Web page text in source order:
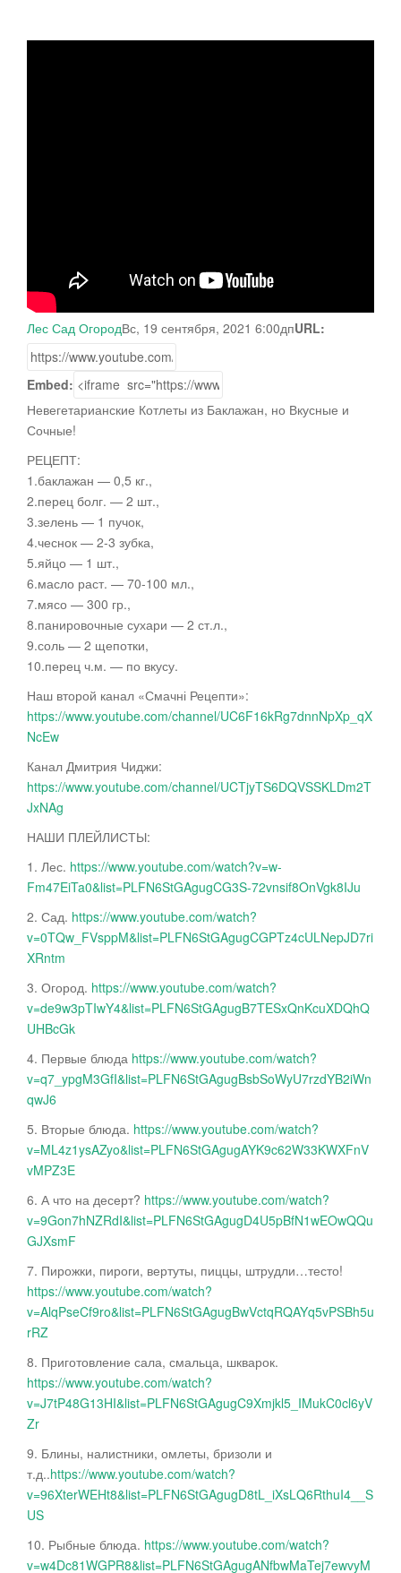
Лес Сад ОгородВс, 19 сентября, 2021 6:00дпURL:
Embed:
Невегетарианские Котлеты из Баклажан, но Вкусные и
Сочные!
РЕЦЕПТ:
1.баклажан — 0,5 кг.,
2.перец болг. — 2 шт.,
3.зелень — 1 пучок,
4.чеснок — 2-3 зубка,
5.яйцо — 1 шт.,
6.масло раст. — 70-100 мл.,
7.мясо — 300 гр.,
8.панировочные сухари — 2 ст.л.,
9.соль — 2 щепотки,
10.перец ч.м. — по вкусу.
Наш второй канал «Смачні Рецепти»:
https://www.youtube.com/channel/UC6F16kRg7dnnNpXp_qX
NcEw
Канал Дмитрия Чиджи:
https://www.youtube.com/channel/UCTjyTS6DQVSSKLDm2T
JxNAg
НАШИ ПЛЕЙЛИСТЫ:
1. Лес. https://www.youtube.com/watch?v=w-
Fm47EiTa0&list=PLFN6StGAgugCG3S-72vnsif8OnVgk8IJu
2. Сад. https://www.youtube.com/watch?
v=0TQw_FVsppM&list=PLFN6StGAgugCGPTz4cULNepJD7ri
XRntm
3. Огород. https://www.youtube.com/watch?
v=de9w3pTIwY4&list=PLFN6StGAgugB7TESxQnKcuXDQhQ
UHBcGk
4. Первые блюда https://www.youtube.com/watch?
v=q7_ypgM3GfI&list=PLFN6StGAgugBsbSoWyU7rzdYB2iWn
qwJ6
5. Вторые блюда. https://www.youtube.com/watch?
v=ML4z1ysAZyo&list=PLFN6StGAgugAYK9c62W33KWXFnV
vMPZ3E
6. А что на десерт? https://www.youtube.com/watch?
v=9Gon7hNZRdI&list=PLFN6StGAgugD4U5pBfN1wEOwQQu
GJXsmF
7. Пирожки, пироги, вертуты, пиццы, штрудли…тесто!
https://www.youtube.com/watch?
v=AlqPseCf9ro&list=PLFN6StGAgugBwVctqRQAYq5vPSBh5u
rRZ
8. Приготовление сала, смальца, шкварок.
https://www.youtube.com/watch?
v=J7tP48G13HI&list=PLFN6StGAgugC9Xmjkl5_IMukC0cl6yV
Zr
9. Блины, налистники, омлеты, бризоли и
т.д..https://www.youtube.com/watch?
v=96XterWEHt8&list=PLFN6StGAgugD8tL_iXsLQ6RthuI4__S
US
10. Рыбные блюда. https://www.youtube.com/watch?
v=w4Dc81WGPR8&list=PLFN6StGAgugANfbwMaTej7ewvyM